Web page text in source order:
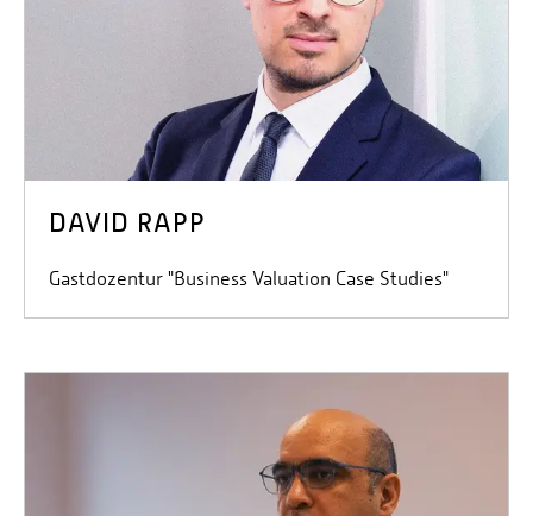
DAVID RAPP
Gastdozentur "Business Valuation Case Studies"